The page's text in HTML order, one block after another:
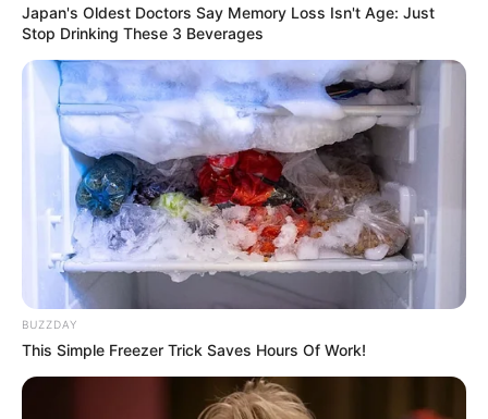
Japan's Oldest Doctors Say Memory Loss Isn't Age: Just
Stop Drinking These 3 Beverages
BUZZDAY
This Simple Freezer Trick Saves Hours Of Work!